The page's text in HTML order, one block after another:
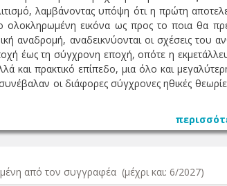
λαμβάνοντας υπόψη ότι η πρώτη
ολοκληρωμένη εικόνα ως προς το ποια θα
αναδρομή, αναδεικνύονται οι σχέσεις του
έως τη σύγχρονη εποχή, οπότε η
και πρακτικό επίπεδο, μια όλο και
οι διάφορες σύγχρονες ηθικές
από τον συγγραφέα (μέχρι και: 6/2027)